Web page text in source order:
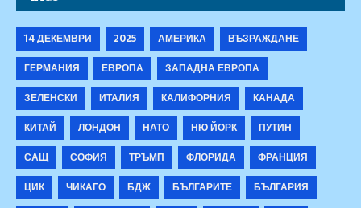
14 ДЕКЕМВРИ 2025 АМЕРИКА
ВЪЗРАЖДАНЕ
ГЕРМАНИЯ
ЕВРОПА
ЗАПАДНА ЕВРОПА
ЗЕЛЕНСКИ
ИТАЛИЯ КАЛИФОРНИЯ
КАНАДА
КИТАЙ
ЛОНДОН НАТО НЮ ЙОРК
ПУТИН
САЩ
СОФИЯ ТРЪМП ФЛОРИДА
ФРАНЦИЯ
ЦИК
ЧИКАГО БДЖ БЪЛГАРИТЕ
БЪЛГАРИЯ